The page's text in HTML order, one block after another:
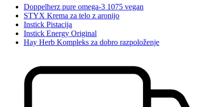
Doppelherz pure omega-3 1075 vegan
STYX Krema za telo z aronijo
Instick Pistacija
Instick Energy Original
Hay Herb Kompleks za dobro razpoloženje